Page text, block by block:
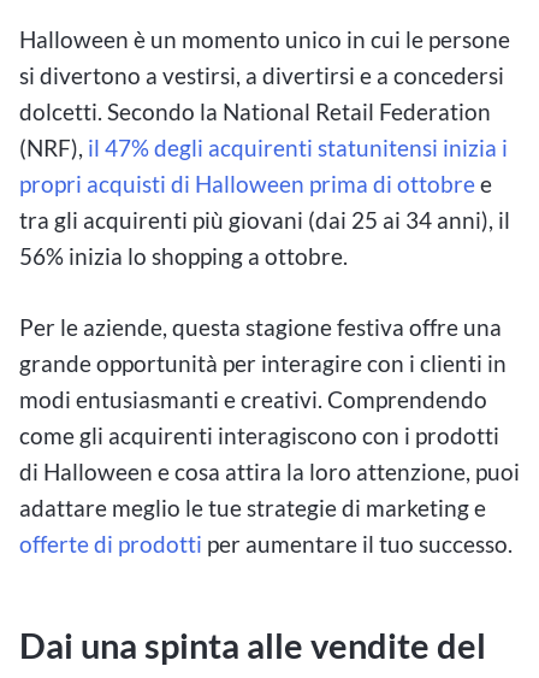
Halloween è un momento unico in cui le persone
si divertono a vestirsi, a divertirsi e a concedersi
dolcetti. Secondo la National Retail Federation
(NRF), il 47% degli acquirenti statunitensi inizia i
propri acquisti di Halloween prima di ottobree
tra gli acquirenti più giovani (dai 25 ai 34 anni), il
56% inizia lo shopping a ottobre.
Per le aziende, questa stagione festiva offre una
grande opportunità per interagire con i clienti in
modi entusiasmanti e creativi. Comprendendo
come gli acquirenti interagiscono con i prodotti
di Halloween e cosa attira la loro attenzione, puoi
adattare meglio le tue strategie di marketing e
offerte di prodotti per aumentare il tuo successo.
Dai una spinta alle vendite del